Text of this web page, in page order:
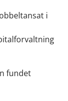
i
fundet